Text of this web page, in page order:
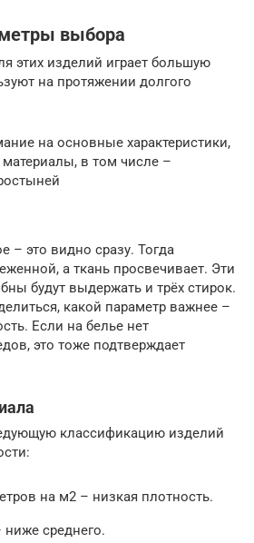
выбора
этих изделий играет большую
на протяжении долгого
на основные характеристики,
в том числе –
– это видно сразу. Тогда
а ткань просвечивает. Эти
будут выдержать и трёх стирок.
какой параметр важнее –
Если на белье нет
это тоже подтверждает
классификацию изделий
на м2 – низкая плотность.
ниже среднего.